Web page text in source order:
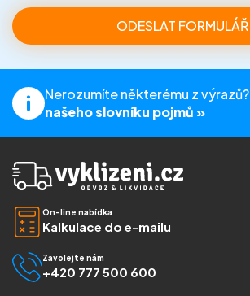
Nerozumíte některému z výrazů?
našeho slovníku pojmů »
On-line nabídka
Kalkulace do e-mailu
Zavolejte nám
+420 777 500 600